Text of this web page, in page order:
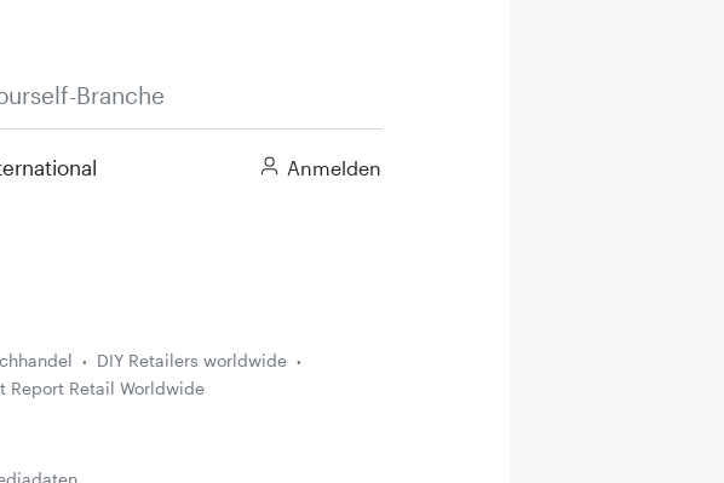
Branche
Anmelden
DIY Retailers worldwide
Report Retail Worldwide